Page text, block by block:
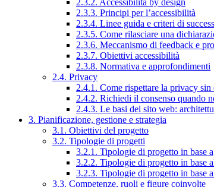
2.3.2. Accessibilità by design
2.3.3. Principi per l’accessibilità
2.3.4. Linee guida e criteri di
2.3.5. Come rilasciare una
2.3.6. Meccanismo di feedback e
2.3.7. Obiettivi accessibilità
2.3.8. Normativa e approfondimenti
2.4. Privacy
2.4.1. Come rispettare la privacy
2.4.2. Richiedi il consenso quando
2.4.3. Le basi del sito web:
3. Pianificazione, gestione e strategia
3.1. Obiettivi del progetto
3.2. Tipologie di progetti
3.2.1. Tipologie di progetto in base
3.2.2. Tipologie di progetto in base
3.2.3. Tipologie di progetto in base
3.3. Competenze, ruoli e figure coinvolte